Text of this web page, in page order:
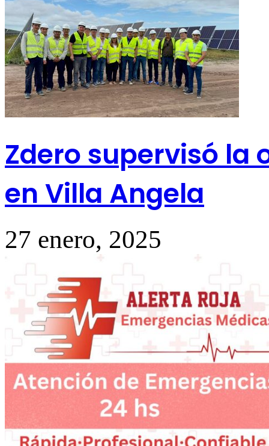
Zdero supervisó la
en Villa Angela
27 enero, 2025